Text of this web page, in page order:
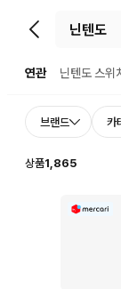
뒤로가기
연관 닌텐도 스위
브랜드 카
상품1,865